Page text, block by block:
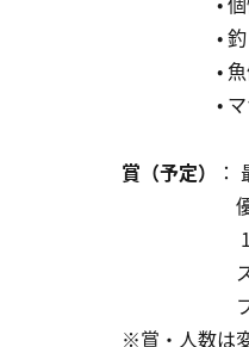
• 釣りの
• 魚体
• マナー
賞（予定）
：
優秀賞
10周年
スタッ
フィール
※賞・人数は